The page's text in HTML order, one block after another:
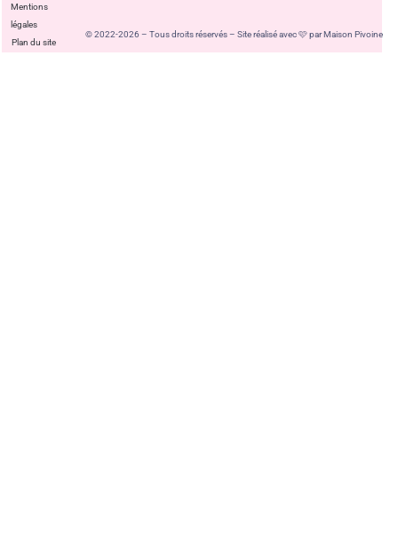
Mentions
légales
Plan du site
© 2022-2026 – Tous droits réservés – Site réalisé avec 🩷 par Maison Pivoine